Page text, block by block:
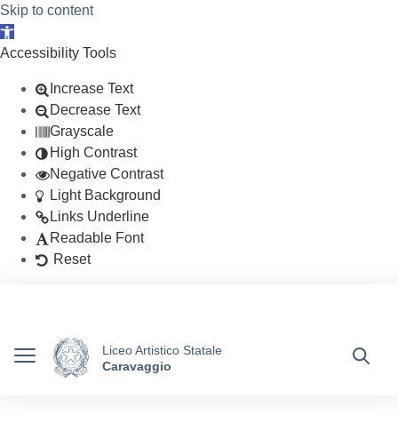
Skip to content
Open toolbar
Accessibility Tools
Increase Text
Decrease Text
Grayscale
High Contrast
Negative Contrast
Light Background
Links Underline
Readable Font
Reset
Liceo Artistico Statale
Caravaggio